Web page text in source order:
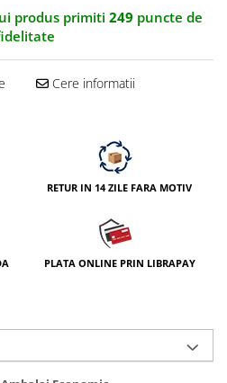
produs primiti 249 puncte de
Cere informatii
RETUR IN 14 ZILE FARA MOTIV
PLATA ONLINE PRIN LIBRAPAY